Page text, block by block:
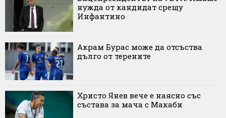
нужда от кандидат срещу
Инфантино
Акрам Бурас може да отсъства
дълго от терените
Христо Янев вече е наясно със
състава за мача с Макаби